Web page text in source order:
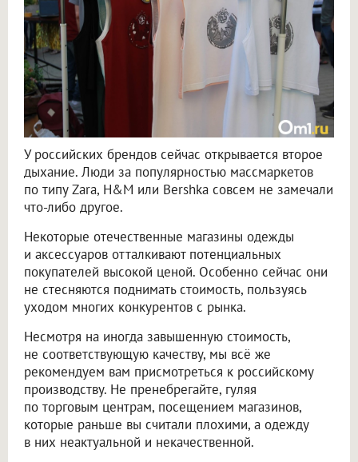
У российских брендов сейчас открывается второе
дыхание. Люди за популярностью массмаркетов
по типу Zara, H&M или Bershka совсем не замечали
что-либо другое.
Некоторые отечественные магазины одежды
и аксессуаров отталкивают потенциальных
покупателей высокой ценой. Особенно сейчас они
не стесняются поднимать стоимость, пользуясь
уходом многих конкурентов с рынка.
Несмотря на иногда завышенную стоимость,
не соответствующую качеству, мы всё же
рекомендуем вам присмотреться к российскому
производству. Не пренебрегайте, гуляя
по торговым центрам, посещением магазинов,
которые раньше вы считали плохими, а одежду
в них неактуальной и некачественной.